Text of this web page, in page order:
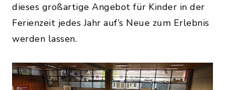
dieses großartige Angebot für Kinder in der
Ferienzeit jedes Jahr auf’s Neue zum Erlebnis
werden lassen.